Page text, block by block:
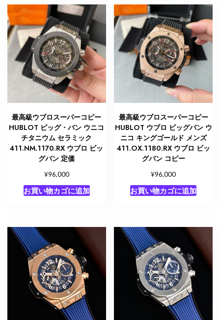
最高級ウブロスーパーコピー
HUBLOT ビッグ・バン ウニコ
チタニウム セラミック
411.NM.1170.RX ウブロ ビッ
グバン 定価
¥96,000
お買い物カゴに追加
最高級ウブロスーパーコピー
HUBLOT ウブロ ビッグバン ウ
ニコ キングゴールド メンズ
411.OX.1180.RX ウブロ ビッ
グバン コピー
¥96,000
お買い物カゴに追加